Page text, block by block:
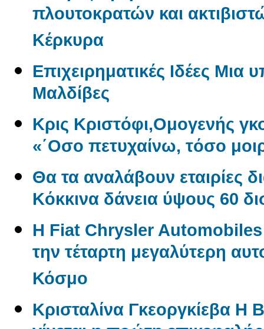
πλουτοκρατών και
Κέρκυρα
Επιχειρηματικές Ιδέες Μια
Μαλδίβες
Κρις Κριστόφι,Ομογενής
«΄Οσο πετυχαίνω, τόσο
Θα τα αναλάβουν εταιρίες
Kόκκινα δάνεια ύψους 60
Η Fiat Chrysler Automobiles
την τέταρτη μεγαλύτερη
Κόσμο
Κρισταλίνα Γκεοργκίεβα Η